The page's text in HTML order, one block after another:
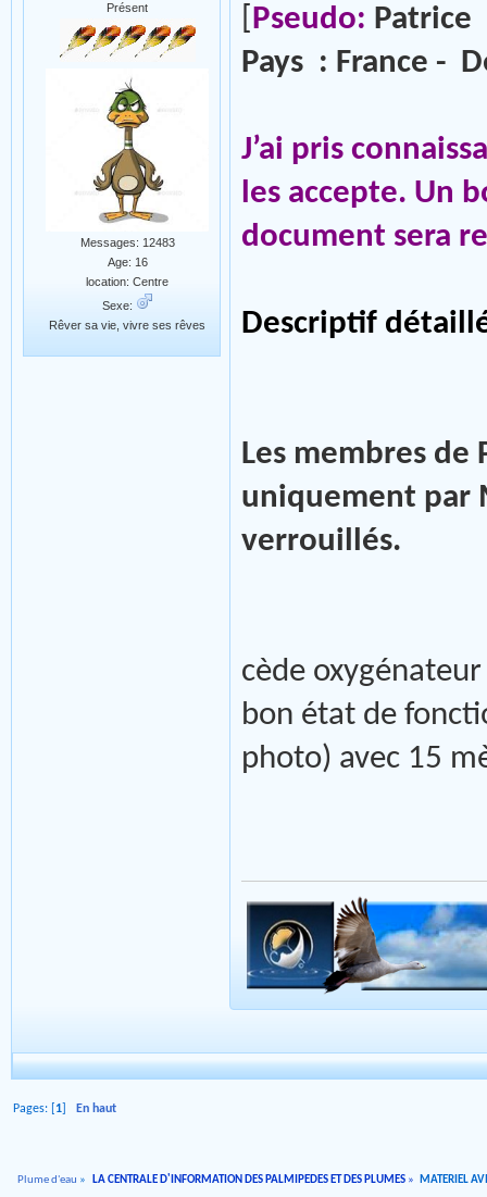
Présent
Messages: 12483
Age: 16
location: Centre
Sexe:
Rêver sa vie, vivre ses rêves
Pseudo: Patrice
Pays : France -
J’ai pris
les accepte. Un
document sera
Descriptif
Les membres de
uniquement par
verrouillés.
cède
bon état de
photo) avec 15
Pages: [ 1 En haut
Plume d'eau » LA CENTRALE D'INFORMATION DES PALMIPEDES ET DES PLUMES » MATERIEL